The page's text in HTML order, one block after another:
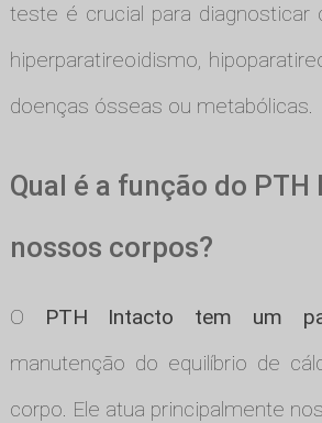
teste é crucial para diagnosticar
hiperparatireoidismo,
doenças ósseas ou metabólicas.
Qual é a função do
nossos corpos?
O PTH Intacto tem um
manutenção do equilíbrio de
corpo. Ele atua principalmente